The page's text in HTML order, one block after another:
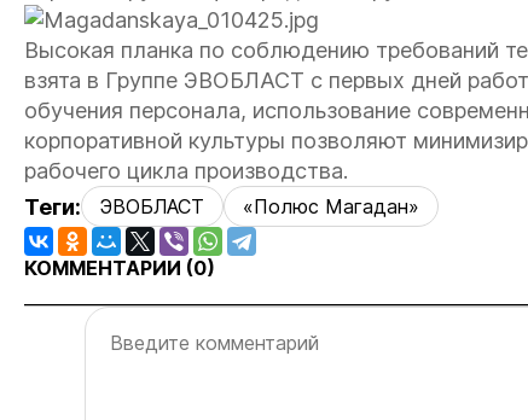
Высокая планка по соблюдению требований
взята в Группе ЭВОБЛАСТ с первых дней
обучения персонала, использование
корпоративной культуры позволяют
рабочего цикла производства.
Теги:
ЭВОБЛАСТ «Полюс Магадан»
КОММЕНТАРИИ (0)